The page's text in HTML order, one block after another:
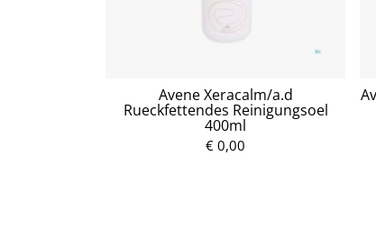
Avene Xeracalm/a.d
Rueckfettendes Reinigungsoel
400ml
€ 0,00
P
r